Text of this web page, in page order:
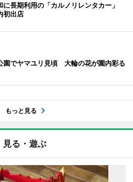
に長期利用の「カルノリレンタカー」
初出店
園でヤマユリ見頃 大輪の花が園内彩る
もっと見る
見る・遊ぶ